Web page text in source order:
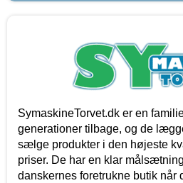
SymaskineTorvet.dk er en
generationer tilbage, og de
sælge produkter i den højeste
priser. De har en klar
danskernes foretrukne butik når